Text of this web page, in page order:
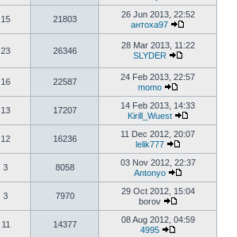
15 21803
26 Jun 2013, 22:52
антоха97
23 26346
28 Mar 2013, 11:22
SLYDER
16 22587
24 Feb 2013, 22:57
momo
13 17207
14 Feb 2013, 14:33
Kirill_Wuest
12 16236
11 Dec 2012, 20:07
lelik777
3 8058
03 Nov 2012, 22:37
Antonyo
3 7970
29 Oct 2012, 15:04
borov
11 14377
08 Aug 2012, 04:59
4995